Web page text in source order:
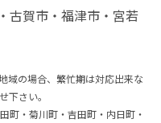
古賀市・福津市・宮若
域の場合、繁忙期は対応出来な
下さい。
町・菊川町・吉田町・内日町・